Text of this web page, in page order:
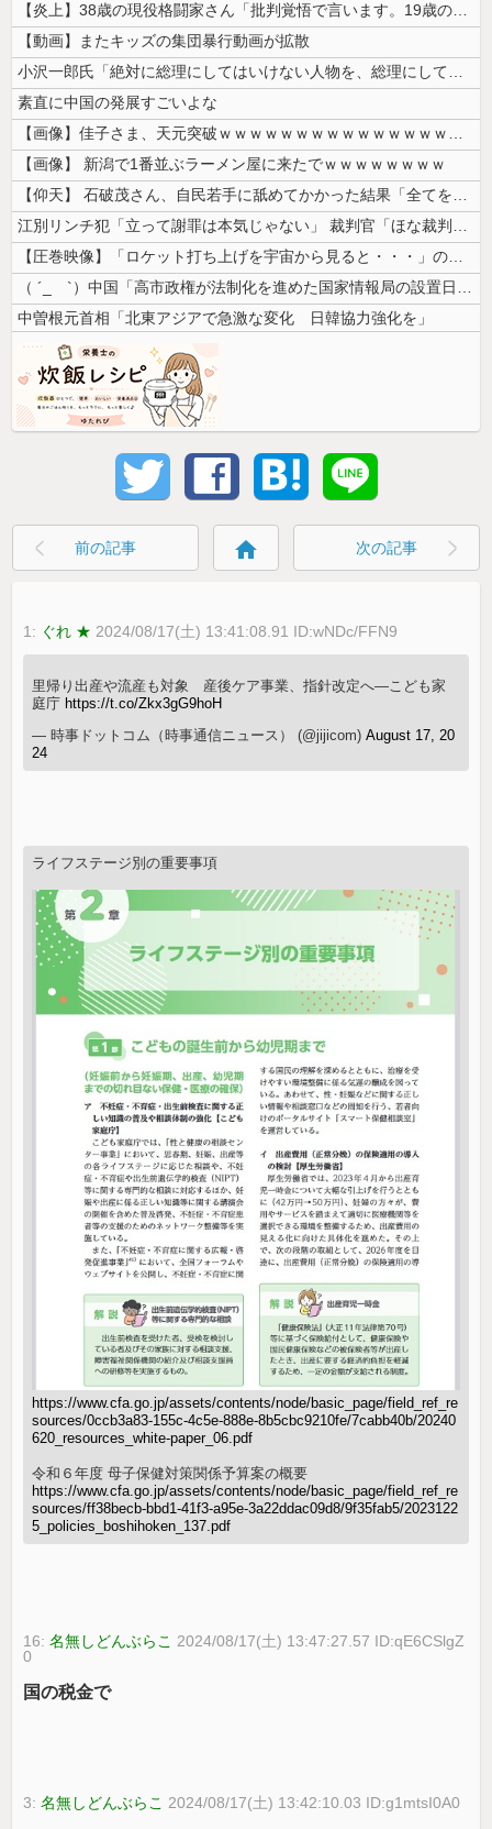
【炎上】38歳の現役格闘家さん「批判覚悟で言います。19歳の彼女と結婚...
【動画】またキッズの集団暴行動画が拡散
小沢一郎氏「絶対に総理にしてはいけない人物を、総理にしてしまった。もは...
素直に中国の発展すごいよな
【画像】佳子さま、天元突破ｗｗｗｗｗｗｗｗｗｗｗｗｗｗｗｗｗｗｗｗｗｗ...
【画像】 新潟で1番並ぶラーメン屋に来たでｗｗｗｗｗｗｗｗ
【仰天】 石破茂さん、自民若手に舐めてかかった結果「全てを失うｗｗｗｗ...
江別リンチ犯「立って謝罪は本気じゃない」 裁判官「ほな裁判で土下座して...
【圧巻映像】「ロケット打ち上げを宇宙から見ると・・・」の動画が衝撃的
（ ´_ゝ`）中国「高市政権が法制化を進めた国家情報局の設置日が7月3...
中曽根元首相「北東アジアで急激な変化 日韓協力強化を」
前の記事 home 次の記事
1: ぐれ ★ 2024/08/17(土) 13:41:08.91 ID:wNDc/FFN9
里帰り出産や流産も対象 産後ケア事業、指針改定へ―こども家
庭庁 https://t.co/Zkx3gG9hoH
— 時事ドットコム（時事通信ニュース） (@jijicom)August 17, 20
24
ライフステージ別の重要事項
https://www.cfa.go.jp/assets/contents/node/basic_page/field_ref_re
sources/0ccb3a83-155c-4c5e-888e-8b5cbc9210fe/7cabb40b/20240
620_resources_white-paper_06.pdf
令和６年度 母子保健対策関係予算案の概要
https://www.cfa.go.jp/assets/contents/node/basic_page/field_ref_re
sources/ff38becb-bbd1-41f3-a95e-3a22ddac09d8/9f35fab5/2023122
5_policies_boshihoken_137.pdf
16:名無しどんぶらこ 2024/08/17(土) 13:47:27.57 ID:qE6CSlgZ
0
国の税金で
3:名無しどんぶらこ 2024/08/17(土) 13:42:10.03 ID:g1mtsI0A0